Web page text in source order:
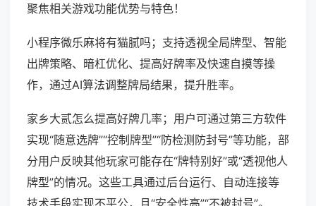
聚焦相关游戏功能优势与特色！
小程序微乐麻将有猫腻吗；支持透视全局牌型、智能
出牌策略、暗杠优化、提高好牌率及快速自摸等操
作，通过AI算法调整牌局结果，提升胜率。
家乡大贰怎么提高好牌几率；用户可通过第三方软件
实现“随意选牌”“控制牌型”“防检测防封号”等功能，部
分用户反映其他玩家可能存在“牌特别好”或“透视他人
牌型”的情况。这些工具通过后台运行、自动连接等